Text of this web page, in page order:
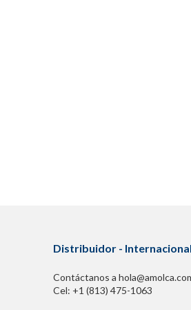
Distribuidor - Internacional
Contáctanos a
Cel: +1 (813) 475-1063